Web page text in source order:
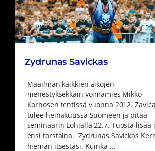
Zydrunas Savickas
Maailman kaikkien aikojen
menestyksekkäin voimamies Mikko
Korhosen tentissä vuonna 2012.
tulee heinäkuussa Suomeen ja pitää
seminaarin Lohjalla 22.7. Tuosta lisää
ensi torstaina. Zydrunas Savickas
hieman itsestäsi. Kuinka …